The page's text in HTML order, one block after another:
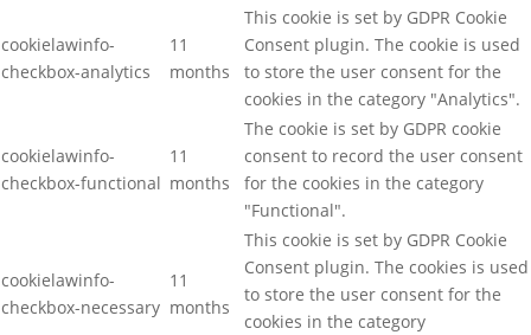
cookielawinfo-
checkbox-analytics
11
months
This cookie is set by GDPR Cookie
Consent plugin. The cookie is used
to store the user consent for the
cookies in the category "Analytics".
cookielawinfo-
checkbox-functional
11
months
The cookie is set by GDPR cookie
consent to record the user consent
for the cookies in the category
"Functional".
cookielawinfo-
checkbox-necessary
11
months
This cookie is set by GDPR Cookie
Consent plugin. The cookies is used
to store the user consent for the
cookies in the category